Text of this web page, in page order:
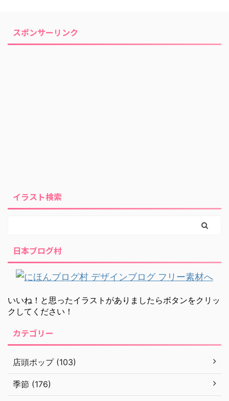
スポンサーリンク
イラスト検索
日本ブログ村
いいね！と思ったイラストがありましたらボタンをクリッ
クしてください！
カテゴリー
店頭ポップ (103)
季節 (176)